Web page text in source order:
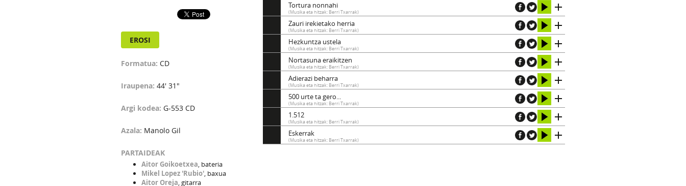
EROSI
Formatua: CD
Iraupena: 44' 31"
Argi kodea: G-553 CD
Azala: Manolo Gil
PARTAIDEAK
Aitor Goikoetxea, bateria
Mikel Lopez 'Rubio', baxua
Aitor Oreja, gitarra
Tortura nonnahi
(Musika eta hitzak: Berri Txarrak)
Zauri irekietako herria
(Musika eta hitzak: Berri Txarrak)
Hezkuntza ustela
(Musika eta hitzak: Berri Txarrak)
Nortasuna eraikitzen
(Musika eta hitzak: Berri Txarrak)
Adierazi beharra
(Musika eta hitzak: Berri Txarrak)
500 urte ta gero...
(Musika eta hitzak: Berri Txarrak)
1.512
(Musika eta hitzak: Berri Txarrak)
Eskerrak
(Musika eta hitzak: Berri Txarrak)